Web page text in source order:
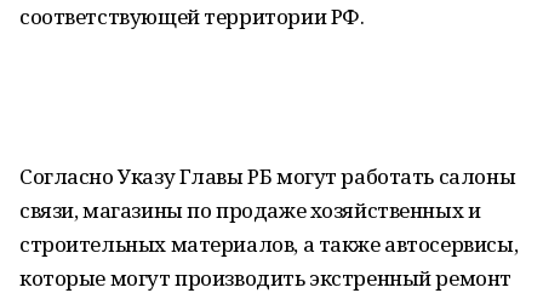
соответствующей территории РФ.
Согласно Указу Главы РБ могут работать салоны
связи, магазины по продаже хозяйственных и
строительных материалов, а также автосервисы,
которые могут производить экстренный ремонт